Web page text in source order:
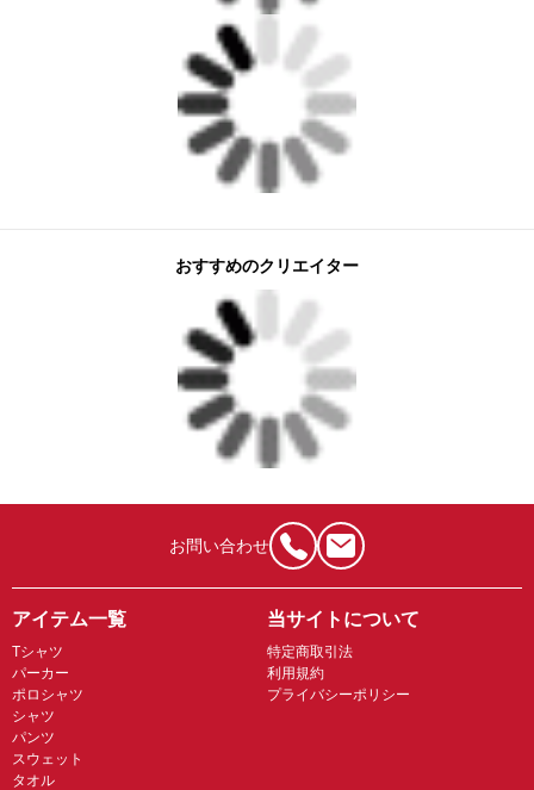
おすすめのクリエイター
お問い合わせ
アイテム一覧
Tシャツ
パーカー
ポロシャツ
シャツ
パンツ
スウェット
タオル
当サイトについて
特定商取引法
利用規約
プライバシーポリシー